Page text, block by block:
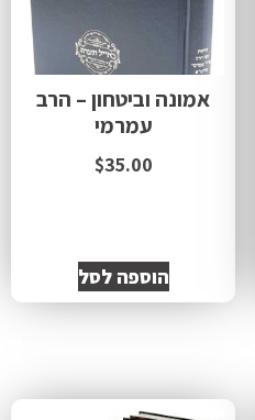
אמונה וביטחון – הרב
עמרמי
$35.00
הוספה לסל